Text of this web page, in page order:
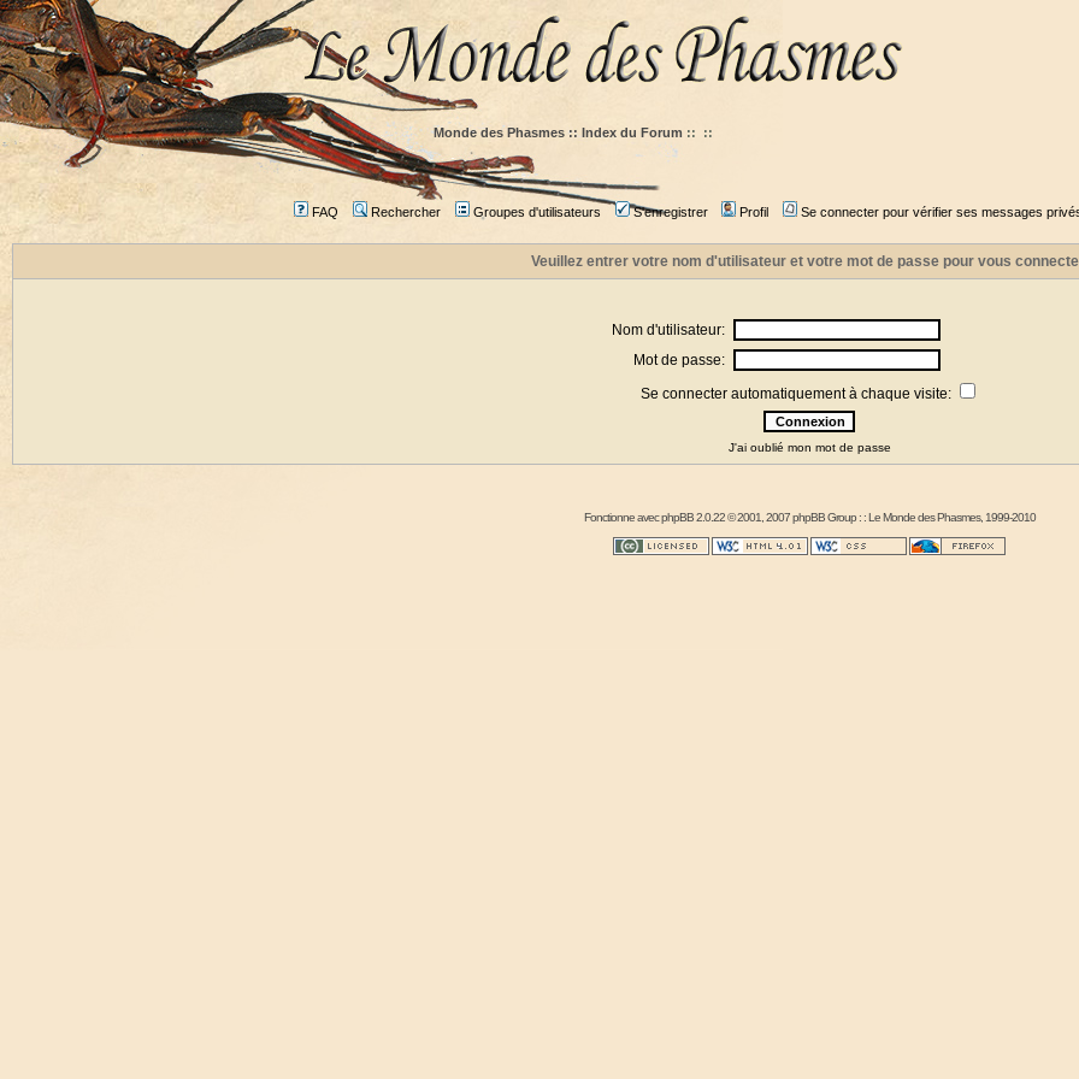
Monde des Phasmes :: Index du Forum :: ::
FAQ Rechercher Groupes d'utilisateurs S'enregistrer Profil Se connecter pour vérifier ses messages
Veuillez entrer votre nom d'utilisateur et votre mot de passe pour vous
Nom d'utilisateur:
Mot de passe:
Se connecter automatiquement à chaque visite:
J'ai oublié mon mot de passe
Fonctionne avecphpBB2.0.22 © 2001, 2007 phpBB Group : :Le Monde des Phasmes, 1999-2010